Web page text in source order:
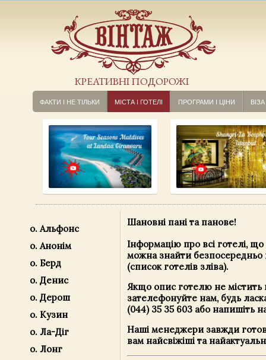
КРЕАТИВНІ ПОДОРОЖІ
ФАКТИ І НЕ ТІЛЬКИ МІСТА І ГОТЕЛІ ПРОГРАМИ І ЦІНИ ВІЗА
о. Альфонс
о. Анонім
о. Берд
о. Денис
о. Дерош
о. Кузин
о. Ла-Діг
о. Лонг
Шановні пані та панове!
Інформацію про всі готелі, що
можна знайти безпосередньо
(список готелів зліва).
Якщо опис готелю не містить
зателефонуйте нам, будь
(044) 35 35 603 або напишіть
Наші менеджери завжди
вам найсвіжіші та